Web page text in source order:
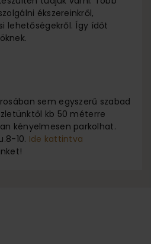
ékszereinkről,
lehetőségekről. Így ídőt
sem egyszerű szabad
kb 50 méterre
kényelmesen parkolhat.
10. Ide kattintva